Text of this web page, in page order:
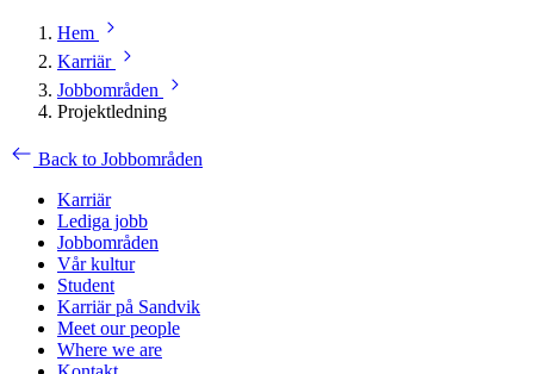
Hem
Karriär
Jobbområden
Projektledning
Back to Jobbområden
Karriär
Lediga jobb
Jobbområden
Vår kultur
Student
Karriär på Sandvik
Meet our people
Where we are